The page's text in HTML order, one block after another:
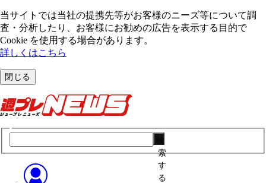
当サイトでは当社の提携先等がお客様のニーズ等について調
査・分析したり、お客様にお勧めの広告を表⽰する⽬的で
Cookie を使⽤する場合があります。
詳しくはこちら
閉じる
索
す
る